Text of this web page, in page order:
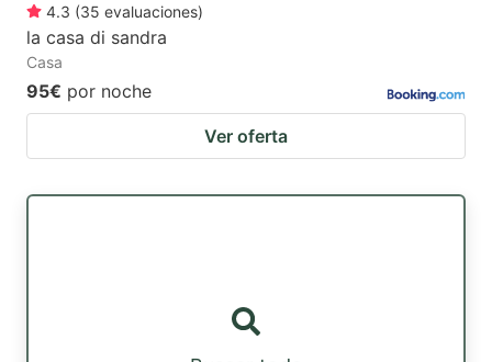
4.3 (35 evaluaciones)
la casa di sandra
Casa
95€ por noche
Ver oferta